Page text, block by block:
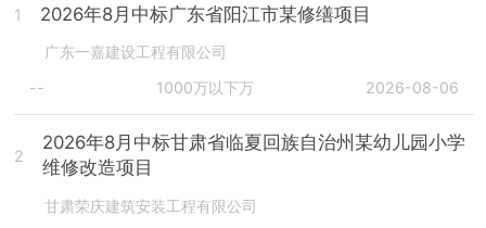
1 2026年8月中标广东省阳江市某修缮项目
广东一嘉建设工程有限公司
--
1000万以下万 2026-08-06
2
2026年8月中标甘肃省临夏回族自治州某幼儿园小学
维修改造项目
甘肃荣庆建筑安装工程有限公司